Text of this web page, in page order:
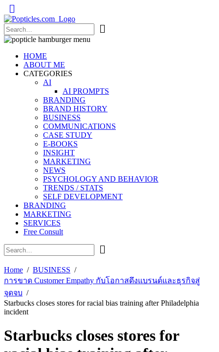
Popticles.com
HOME
ABOUT ME
CATEGORIES
AI
AI PROMPTS
BRANDING
BRAND HISTORY
BUSINESS
COMMUNICATIONS
CASE STUDY
E-BOOKS
INSIGHT
MARKETING
NEWS
PSYCHOLOGY AND BEHAVIOR
TRENDS / STATS
SELF DEVELOPMENT
BRANDING
MARKETING
SERVICES
Free Consult
Home
BUSINESS
การขาด Customer Empathy กับโอกาสดึงแบรนด์และธุรกิจสู่
จุดจบ
Starbucks closes stores for racial bias training after Philadelphia
incident
Starbucks closes stores for